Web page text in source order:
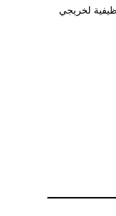
المهنة اكثر من 200 فرصة وظيفية لخريجي